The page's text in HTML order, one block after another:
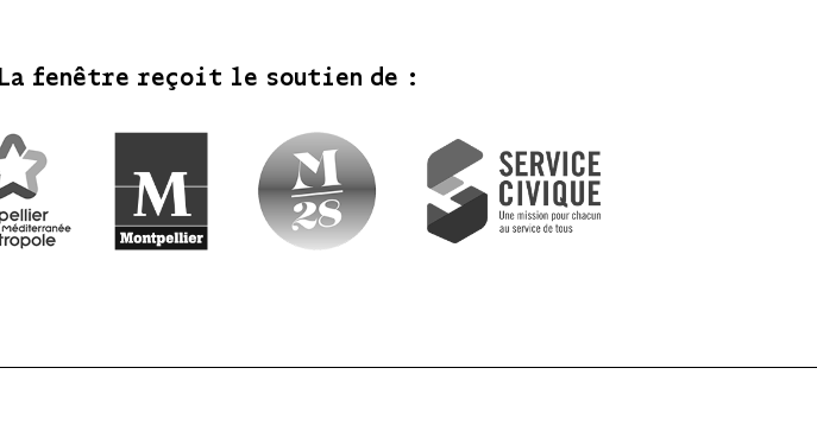
La fenêtre reçoit le soutien de :